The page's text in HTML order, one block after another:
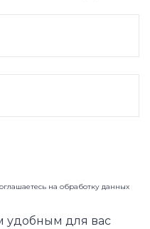
на обработку данных
удобным для вас